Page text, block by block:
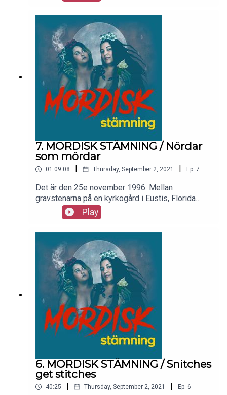
7. MORDISK STÄMNING / Nördar
som mördar
01:09:08 | Thursday, September 2, 2021 | Ep. 7
Det är den 25e november 1996. Mellan
gravstenarna på en kyrkogård i Eustis, Florida
dricker Rod Ferrell och Heather Wendorf
varandras blod i en ceremoni som ska göra
Heather till en vampyr. Om sex timmar kommer
Rod försegla deras öde för alltid.
Play
6. MORDISK STÄMNING / Snitches
get stitches
40:25 Thursday, September 2, 2021 Ep. 6